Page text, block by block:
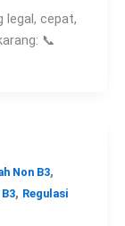
legal, cepat,
📞
Non B3,
, Regulasi